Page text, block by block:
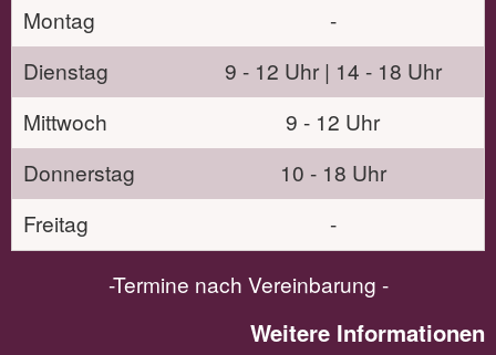
Montag
-
Dienstag
9 - 12 Uhr | 14 - 18 Uhr
Mittwoch
9 - 12 Uhr
Donnerstag
10 - 18 Uhr
Freitag
-
-Termine nach Vereinbarung -
Weitere Informationen